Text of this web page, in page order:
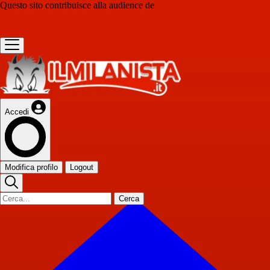
Questo sito contribuisce alla audience de
Accedi
Modifica profilo Logout
Cerca